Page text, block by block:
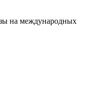
на международных